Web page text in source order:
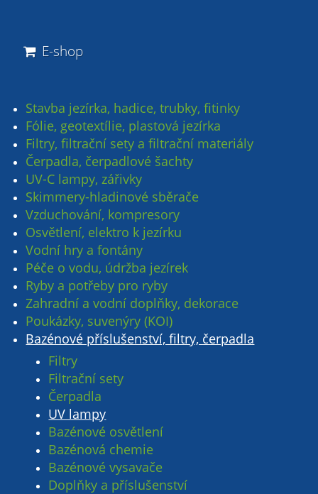
E-shop
Stavba jezírka, hadice, trubky, fitinky
Fólie, geotextílie, plastová jezírka
Filtry, filtrační sety a filtrační materiály
Čerpadla, čerpadlové šachty
UV-C lampy, zářivky
Skimmery-hladinové sběrače
Vzduchování, kompresory
Osvětlení, elektro k jezírku
Vodní hry a fontány
Péče o vodu, údržba jezírek
Ryby a potřeby pro ryby
Zahradní a vodní doplňky, dekorace
Poukázky, suvenýry (KOI)
Bazénové příslušenství, filtry, čerpadla
Filtry
Filtrační sety
Čerpadla
UV lampy
Bazénové osvětlení
Bazénová chemie
Bazénové vysavače
Doplňky a příslušenství